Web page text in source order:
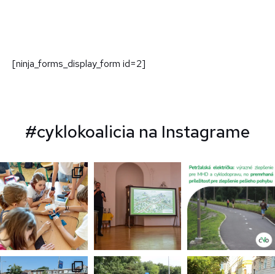
[ninja_forms_display_form id=2]
#cyklokoalicia na Instagrame